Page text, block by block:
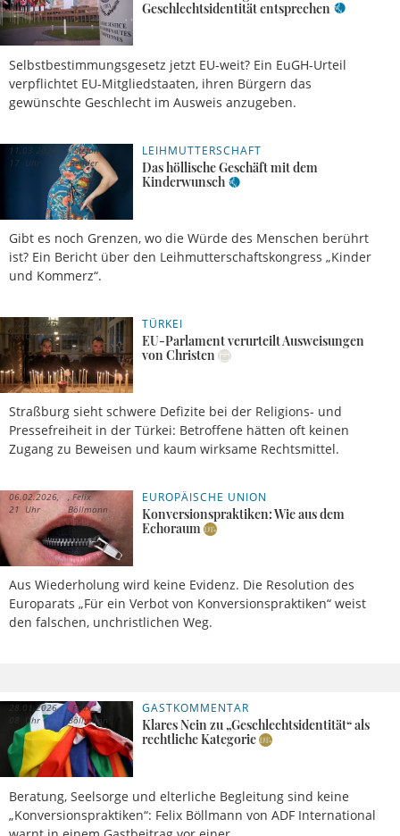
Geschlechtsidentität entsprechen
Selbstbestimmungsgesetz jetzt EU-weit? Ein EuGH-Urteil
verpflichtet EU-Mitgliedstaaten, ihren Bürgern das
gewünschte Geschlecht im Ausweis anzugeben.
LEIHMUTTERSCHAFT
Das höllische Geschäft mit dem
Kinderwunsch
Gibt es noch Grenzen, wo die Würde des Menschen berührt
ist? Ein Bericht über den Leihmutterschaftskongress „Kinder
und Kommerz“.
11.03.2026,
17 Uhr
Stefan
Rehder
TÜRKEI
EU-Parlament verurteilt Ausweisungen
von Christen
Straßburg sieht schwere Defizite bei der Religions- und
Pressefreiheit in der Türkei: Betroffene hätten oft keinen
Zugang zu Beweisen und kaum wirksame Rechtsmittel.
17.02.2026,
16 Uhr
José
García
EUROPÄISCHE UNION
Konversionspraktiken: Wie aus dem
Echoraum
Aus Wiederholung wird keine Evidenz. Die Resolution des
Europarats „Für ein Verbot von Konversionspraktiken“ weist
den falschen, unchristlichen Weg.
06.02.2026,
21 Uhr
Felix
Böllmann
GASTKOMMENTAR
Klares Nein zu „Geschlechtsidentität“ als
rechtliche Kategorie
Beratung, Seelsorge und elterliche Begleitung sind keine
„Konversionspraktiken“: Felix Böllmann von ADF International
28.01.2026,
08 Uhr
Felix
Böllmann